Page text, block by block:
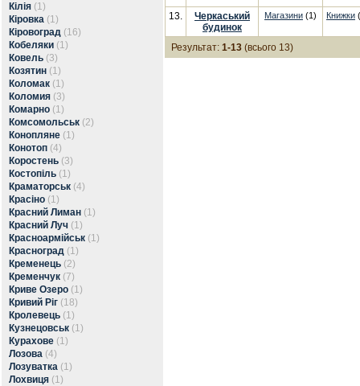
Кілія (1)
Кіровка (1)
Кіровоград (16)
Кобеляки (1)
Ковель (3)
Козятин (1)
Коломак (1)
Коломия (3)
Комарно (1)
Комсомольськ (2)
Конопляне (1)
Конотоп (4)
Коростень (3)
Костопіль (1)
Краматорськ (4)
Красіно (1)
Красний Лиман (1)
Красний Луч (1)
Красноармійськ (1)
Красноград (1)
Кременець (2)
Кременчук (7)
Криве Озеро (1)
Кривий Ріг (18)
Кролевець (1)
Кузнецовськ (1)
Курахове (1)
Лозова (4)
Лозуватка (1)
Лохвиця (1)
13.
Черкаський
будинок
Магазини (1) Книжки
Результат: 1-13 (всього 13)